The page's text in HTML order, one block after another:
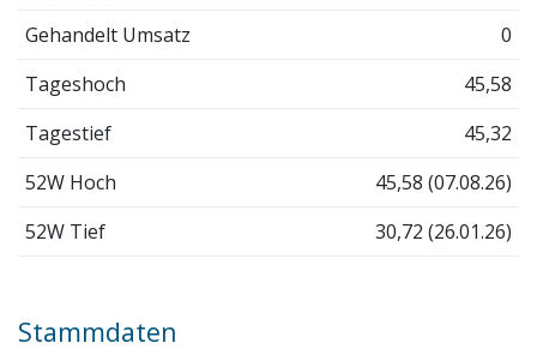
Gehandelt Umsatz
0
Tageshoch
45,58
Tagestief
45,32
52W Hoch
45,58 (07.08.26)
52W Tief
30,72 (26.01.26)
Stammdaten